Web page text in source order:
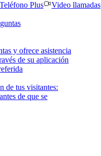
Teléfono Plus Video llamadas
y ofrece asistencia
de su aplicación
de tus visitantes:
de que se